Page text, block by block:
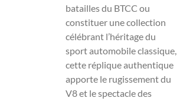
batailles du BTCC ou
constituer une collection
célébrant l’héritage du
sport automobile classique,
cette réplique authentique
apporte le rugissement du
V8 et le spectacle des